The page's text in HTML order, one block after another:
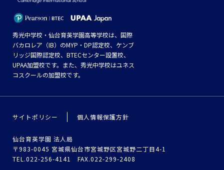
秀光中学校・仙台育英学園高等学校は、国際
バカロレア（IB）のMYP・DP認定校、ケンブ
リッジ国際認定校、BTECセンター設置校、
UPAA加盟校です。また、秀光中学校はユネス
コスクールの加盟校です。
サイトポリシー 個人情報保護方針
仙台育英学園 法人局
〒983-0045 宮城県仙台市宮城野区宮城野二丁目4-1
TEL.022-256-4141 FAX.022-299-2408